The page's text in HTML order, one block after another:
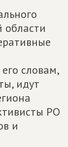
области
словам,
идут
РО
и